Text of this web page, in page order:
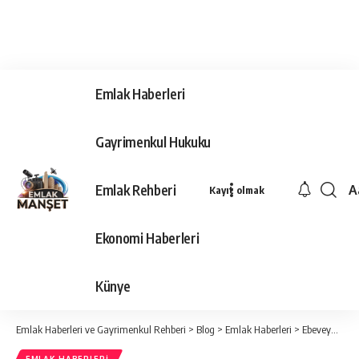
Emlak Haberleri
Gayrimenkul Hukuku
Emlak Rehberi
Ekonomi Haberleri
Künye
Kayıt olmak
Emlak Haberleri ve Gayrimenkul Rehberi > Blog > Emlak Haberleri > Ebeveyn Banyosu Nedir?